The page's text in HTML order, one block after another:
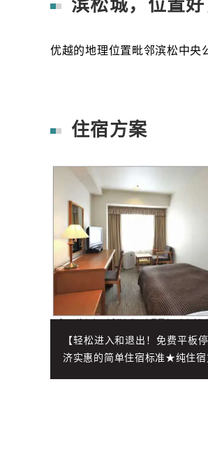
滨松城，位置
优越的地理位置毗邻滨松中央
住宿方案
【轻松进入和退出！免费平板
济实惠的简单住宿标准★纯住宿